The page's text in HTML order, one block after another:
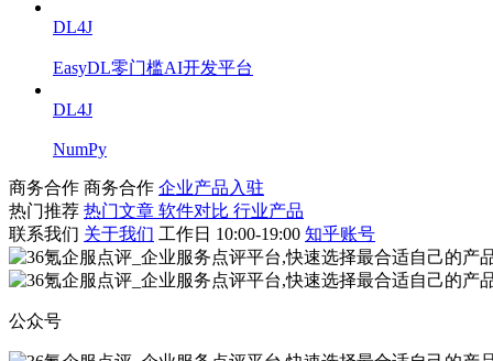
DL4J
EasyDL零门槛AI开发平台
DL4J
NumPy
商务合作 商务合作 企业产品入驻
热门推荐 热门文章 软件对比 行业产品
联系我们 关于我们 工作日 10:00-19:00 知乎账号
公众号